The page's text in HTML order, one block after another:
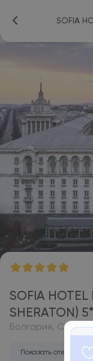
SOFIA
SOFIA HOTEL
SHERATON) 5*
Болгария, София
Показать отель на